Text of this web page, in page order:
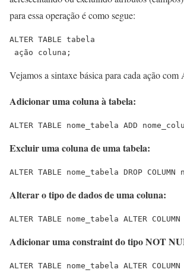
para essa operação é como segue:
ALTER TABLE tabela
ação coluna;
Vejamos a sintaxe básica para cada ação
Adicionar uma coluna à tabela:
ALTER TABLE nome_tabela ADD
Excluir uma coluna de uma tabela:
ALTER TABLE nome_tabela DROP COLUMN
Alterar o tipo de dados de uma coluna:
ALTER TABLE nome_tabela ALTER
Adicionar uma constraint do tipo NOT
ALTER TABLE nome_tabela ALTER